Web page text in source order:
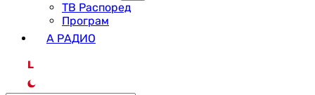
ТВ Распоред
Програм
А РАДИО
L